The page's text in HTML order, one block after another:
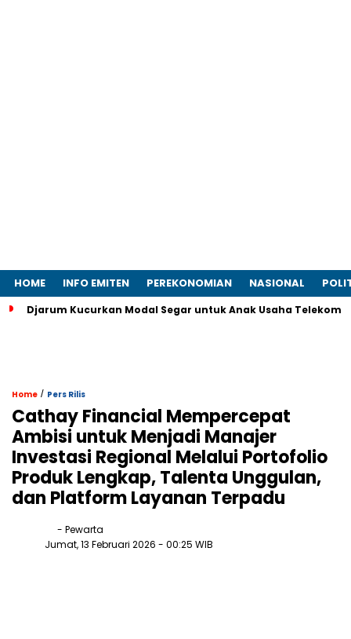
HOME INFO EMITEN PEREKONOMIAN NASIONAL
Djarum Kucurkan Modal Segar untuk Anak Usaha
Home / Pers Rilis
Cathay Financial Mempercepat
Ambisi untuk Menjadi Manajer
Investasi Regional Melalui Portofolio
Produk Lengkap, Talenta Unggulan,
dan Platform Layanan Terpadu
- Pewarta
Jumat, 13 Februari 2026 - 00:25 WIB